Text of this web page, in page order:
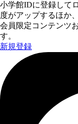
小学館IDに登録して
度がアップするほか、
会員限定コンテンツ
す。
新規登録